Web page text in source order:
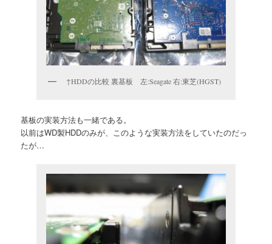
↑HDDの比較 裏基板 左:Seagate 右:東芝(HGST)
基板の実装方法も一緒である。
以前はWD製HDDのみが、このような実装方法をしていたのだっ
たが…